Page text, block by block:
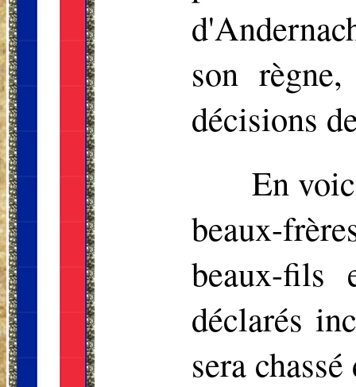
son
décisions
En
beaux-
beaux-fils
déclarés
sera